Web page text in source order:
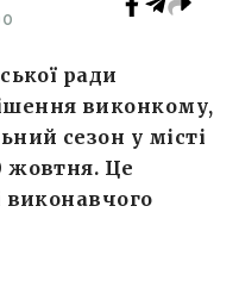
ради
виконкому,
сезон у місті
жовтня. Це
виконавчого